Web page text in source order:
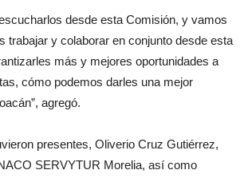
desde esta Comisión, y vamos
trabajar y colaborar en conjunto desde esta
más y mejores oportunidades a
cómo podemos darles una mejor
agregó.
presentes, Oliverio Cruz Gutiérrez,
SERVYTUR Morelia, así como